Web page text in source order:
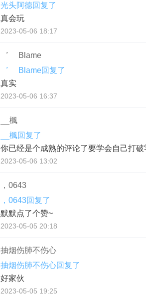
光头阿德回复了
真会玩
2023-05-06 18:17
゛ Blame
゛ Blame回复了
真实
2023-05-06 16:37
__楓
__楓回复了
你已经是个成熟的评论了要学会自己打破
2023-05-06 13:02
，0643
，0643回复了
默默点了个赞~
2023-05-05 20:18
抽烟伤肺不伤心
抽烟伤肺不伤心回复了
好家伙
2023-05-05 19:25